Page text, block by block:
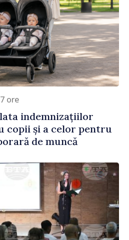
ore
indemnizațiilor
copii și a celor pentru
de muncă